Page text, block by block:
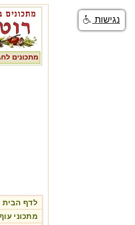
מתכונים
לדף הבית
מתכוני עוף
נגישות